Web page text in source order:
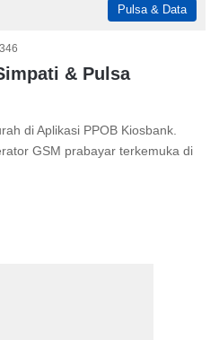
Pulsa & Data
346
& Pulsa
di Aplikasi PPOB Kiosbank.
GSM prabayar terkemuka di